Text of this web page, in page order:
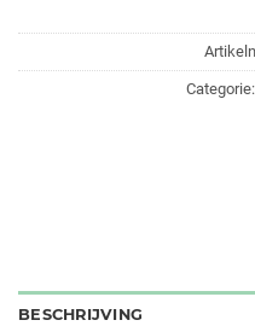
Categorie:
BESCHRIJVING